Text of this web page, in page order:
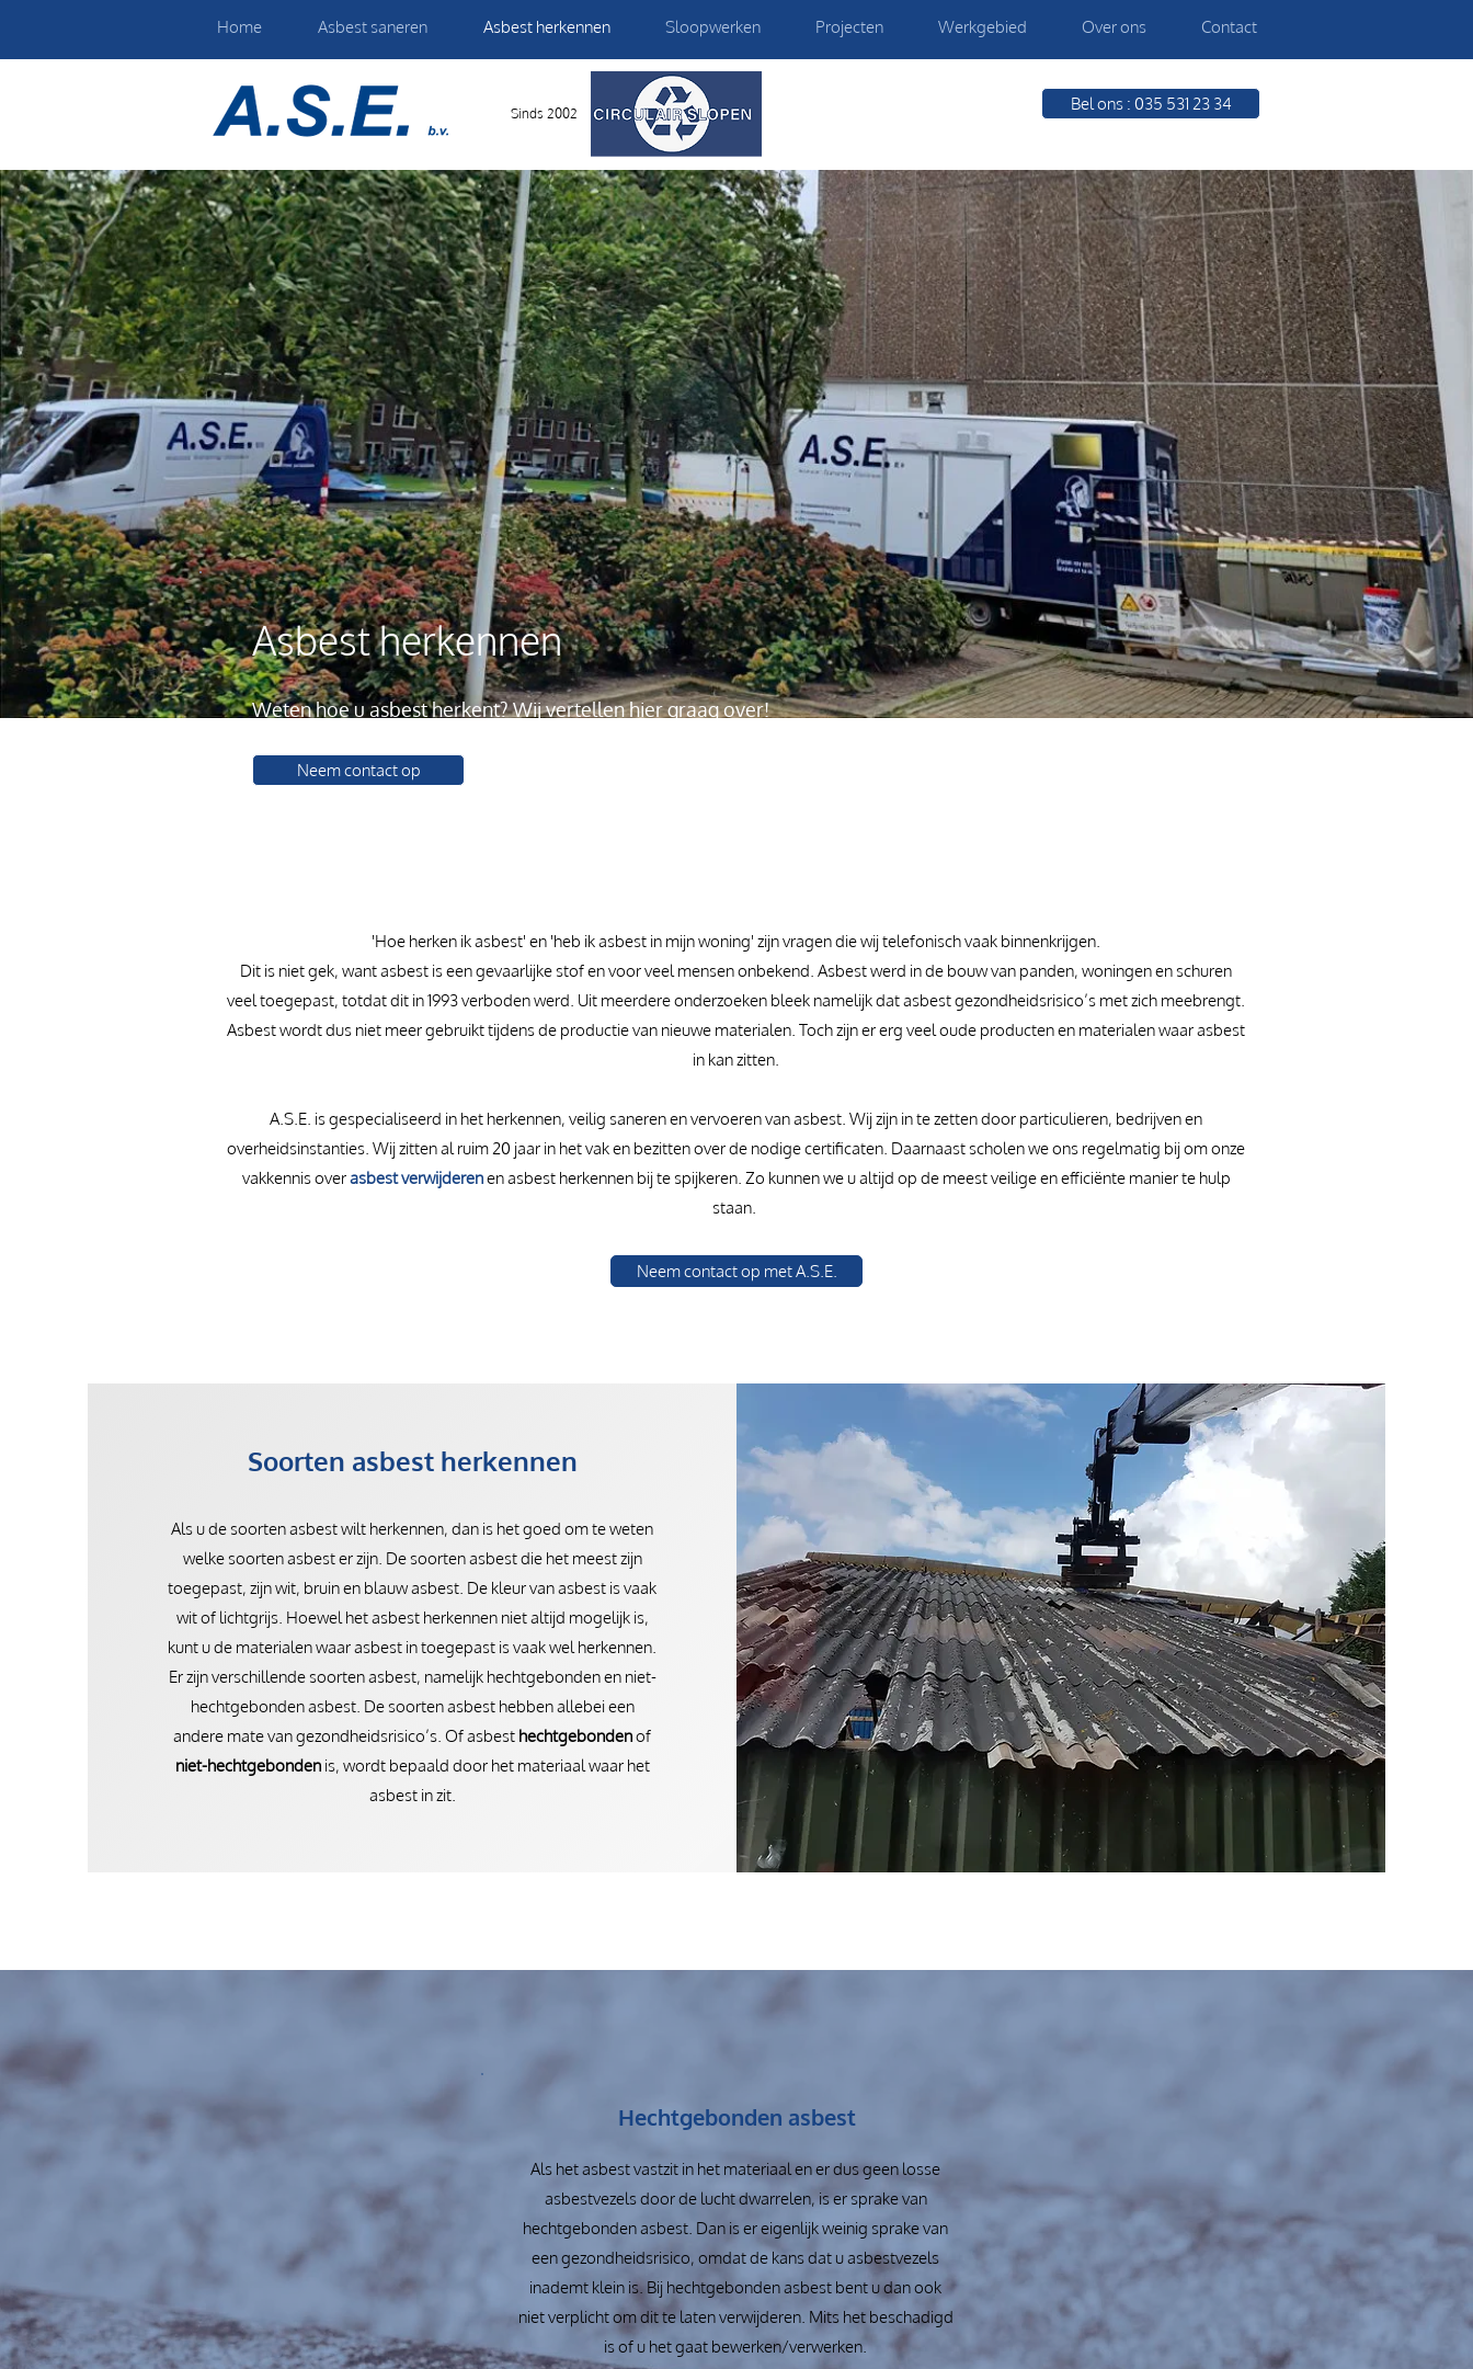
Home Asbest saneren Asbest herkennen Sloopwerken Projecten Werkgebied Over ons Contact
Sinds 2002 Bel ons : 035 531 23 34
Asbest herkennen
Weten hoe u asbest herkent? Wij vertellen hier graag over!
Neem contact op
'Hoe herken ik asbest' en 'heb ik asbest in mijn woning' zijn vragen die wij telefonisch vaak binnenkrijgen.
Dit is niet gek, want asbest is een gevaarlijke stof en voor veel mensen onbekend. Asbest werd in de bouw van panden, woningen en schuren
veel toegepast, totdat dit in 1993 verboden werd. Uit meerdere onderzoeken bleek namelijk dat asbest gezondheidsrisico’s met zich meebrengt.
Asbest wordt dus niet meer gebruikt tijdens de productie van nieuwe materialen. Toch zijn er erg veel oude producten en materialen waar asbest
in kan zitten.
A.S.E. is gespecialiseerd in het herkennen, veilig saneren en vervoeren van asbest. Wij zijn in te zetten door particulieren, bedrijven en
overheidsinstanties. Wij zitten al ruim 20 jaar in het vak en bezitten over de nodige certificaten. Daarnaast scholen we ons regelmatig bij om onze
vakkennis overasbest verwijderenen asbest herkennen bij te spijkeren. Zo kunnen we u altijd op de meest veilige en efficiënte manier te hulp
staan.
Neem contact op met A.S.E.
Soorten asbest herkennen
Als u de soorten asbest wilt herkennen, dan is het goed om te weten
welke soorten asbest er zijn. De soorten asbest die het meest zijn
toegepast, zijn wit, bruin en blauw asbest. De kleur van asbest is vaak
wit of lichtgrijs. Hoewel het asbest herkennen niet altijd mogelijk is,
kunt u de materialen waar asbest in toegepast is vaak wel herkennen.
Er zijn verschillende soorten asbest, namelijk hechtgebonden en niet-
hechtgebonden asbest. De soorten asbest hebben allebei een
andere mate van gezondheidsrisico’s. Of asbest hechtgebondenof
niet-hechtgebondenis, wordt bepaald door het materiaal waar het
asbest in zit.
Hechtgebonden asbest
Als het asbest vastzit in het materiaal en er dus geen losse
asbestvezels door de lucht dwarrelen, is er sprake van
hechtgebonden asbest. Dan is er eigenlijk weinig sprake van
een gezondheidsrisico, omdat de kans dat u asbestvezels
inademt klein is. Bij hechtgebonden asbest bent u dan ook
niet verplicht om dit te laten verwijderen. Mits het beschadigd
is of u het gaat bewerken/verwerken.